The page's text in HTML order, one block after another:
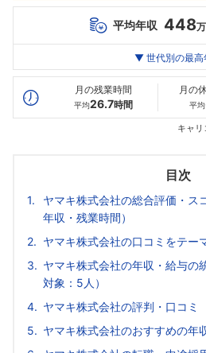
平均年収 448
最高年収
20代
458万
▼ 世代別の最高
月の残業時間
平均26.7時間
月の
平均
キャ
目次
ヤマキ株式会社の総合評価・ス
年収・残業時間）
ヤマキ株式会社の口コミをテー
ヤマキ株式会社の年収・給与の
対象：5人）
ヤマキ株式会社の評判・口コミ
ヤマキ株式会社のおすすめの年